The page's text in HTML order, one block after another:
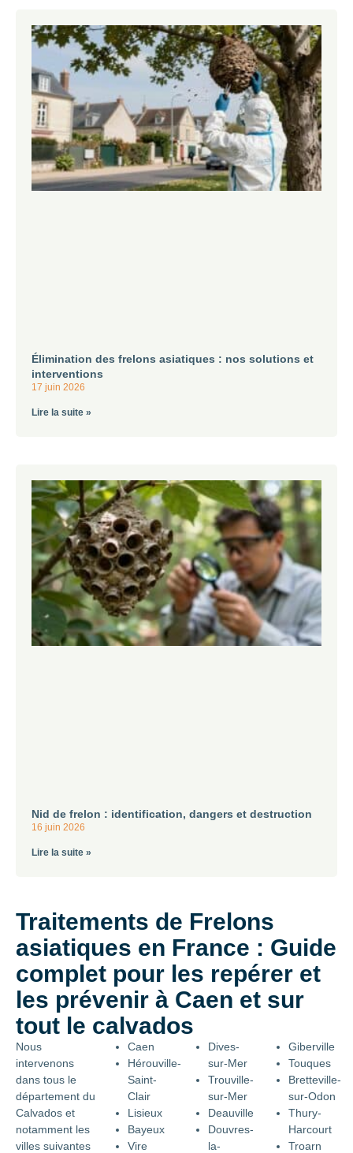
Élimination des frelons asiatiques : nos solutions et
interventions
17 juin 2026
Lire la suite »
Nid de frelon : identification, dangers et destruction
16 juin 2026
Lire la suite »
Traitements de Frelons
asiatiques en France : Guide
complet pour les repérer et
les prévenir à Caen et sur
tout le calvados
Nous
intervenons
dans tous le
département du
Calvados et
notamment les
villes suivantes
Caen
Hérouville-
Saint-
Clair
Lisieux
Bayeux
Vire
Dives-
sur-Mer
Trouville-
sur-Mer
Deauville
Douvres-
la-
Giberville
Touques
Bretteville-
sur-Odon
Thury-
Harcourt
Troarn